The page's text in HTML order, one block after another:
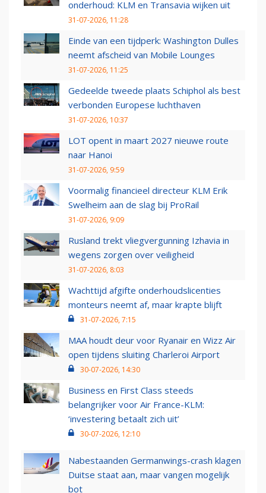
onderhoud: KLM en Transavia wijken uit
31-07-2026, 11:28
Einde van een tijdperk: Washington Dulles
neemt afscheid van Mobile Lounges
31-07-2026, 11:25
Gedeelde tweede plaats Schiphol als best
verbonden Europese luchthaven
31-07-2026, 10:37
LOT opent in maart 2027 nieuwe route
naar Hanoi
31-07-2026, 9:59
Voormalig financieel directeur KLM Erik
Swelheim aan de slag bij ProRail
31-07-2026, 9:09
Rusland trekt vliegvergunning Izhavia in
wegens zorgen over veiligheid
31-07-2026, 8:03
Wachttijd afgifte onderhoudslicenties
monteurs neemt af, maar krapte blijft
31-07-2026, 7:15
MAA houdt deur voor Ryanair en Wizz Air
open tijdens sluiting Charleroi Airport
30-07-2026, 14:30
Business en First Class steeds
belangrijker voor Air France-KLM:
‘investering betaalt zich uit’
30-07-2026, 12:10
Nabestaanden Germanwings-crash klagen
Duitse staat aan, maar vangen mogelijk
bot